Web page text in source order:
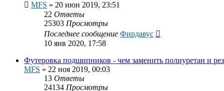
MFS » 20 июн 2019, 23:51
22 Ответы
25303 Просмотры
Последнее сообщение Фирдавус
10 янв 2020, 17:58
Футеровка подшипников - чем заменить полиуретан и
MFS » 22 ноя 2019, 00:03
13 Ответы
24134 Просмотры